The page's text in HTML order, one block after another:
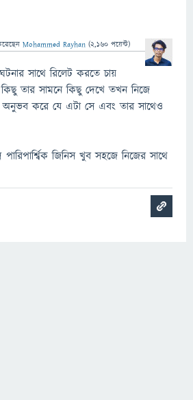
Mohammed Rayhan (2,160 পয়েন্ট)
সাথে রিলেট করতে চায়
তার সামনে কিছু দেখে তখন নিজে
অনুভব করে যে এটা সে এবং তার সাথেও
জিনিস খুব সহজে নিজের সাথে